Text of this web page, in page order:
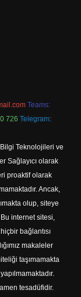
Teams:
726 Telegram:
Teknolojileri ve
Sağlayıcı olarak
proaktif olarak
Ancak,
olup, siteye
internet sitesi,
bağlantısı
makaleler
taşımamakta
tesadüfidir.